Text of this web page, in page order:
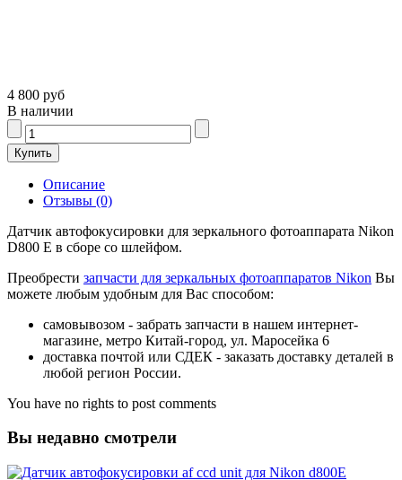
4 800 руб
В наличии
Описание
Отзывы (0)
Датчик автофокусировки для зеркального фотоаппарата Nikon
D800 E в сборе со шлейфом.
Преобрести запчасти для зеркальных фотоаппаратов Nikon Вы
можете любым удобным для Вас способом:
самовывозом - забрать запчасти в нашем интернет-
магазине, метро Китай-город, ул. Маросейка 6
доставка почтой или СДЕК - заказать доставку деталей в
любой регион России.
You have no rights to post comments
Вы недавно смотрели